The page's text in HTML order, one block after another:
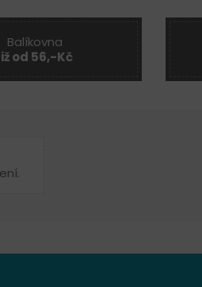
Balíkovna
od 56,-Kč